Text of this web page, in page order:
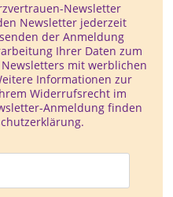
­Newsletter
Newsletter jederzeit
der Anmeldung
Ihrer Daten zum
mit werblichen
Informationen zur
Widerrufsrecht im
Anmeldung finden